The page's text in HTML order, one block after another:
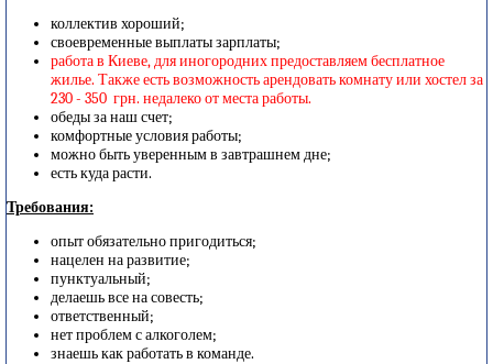
коллектив хороший;
своевременные выплаты зарплаты;
работа в Киеве, для иногородних предоставляем бесплатное
жилье. Также есть возможность арендовать комнату или хостел за
230 - 350 грн. недалеко от места работы.
обеды за наш счет;
комфортные условия работы;
можно быть уверенным в завтрашнем дне;
есть куда расти.
Требования:
опыт обязательно пригодиться;
нацелен на развитие;
пунктуальный;
делаешь все на совесть;
ответственный;
нет проблем с алкоголем;
знаешь как работать в команде.